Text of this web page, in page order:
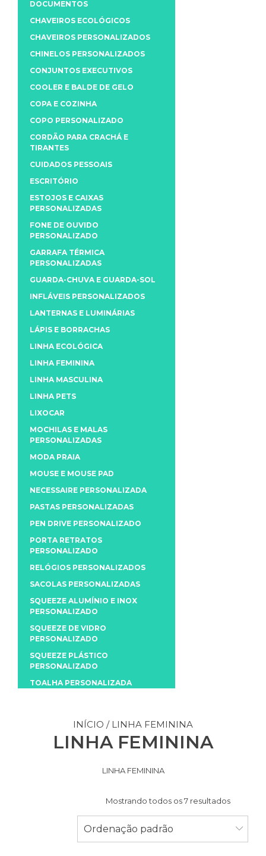
INÍCIO / LINHA FEMININA
LINHA FEMININA
LINHA FEMININA
Mostrando todos os 7 resultados
Ordenação padrão
DOCUMENTOS
CHAVEIROS ECOLÓGICOS
CHAVEIROS PERSONALIZADOS
CHINELOS PERSONALIZADOS
CONJUNTOS EXECUTIVOS
COOLER E BALDE DE GELO
COPA E COZINHA
COPO PERSONALIZADO
CORDÃO PARA CRACHÁ E
TIRANTES
CUIDADOS PESSOAIS
ESCRITÓRIO
ESTOJOS E CAIXAS
PERSONALIZADAS
FONE DE OUVIDO
PERSONALIZADO
GARRAFA TÉRMICA
PERSONALIZADAS
GUARDA-CHUVA E GUARDA-SOL
INFLÁVEIS PERSONALIZADOS
LANTERNAS E LUMINÁRIAS
LÁPIS E BORRACHAS
LINHA ECOLÓGICA
LINHA FEMININA
LINHA MASCULINA
LINHA PETS
LIXOCAR
MOCHILAS E MALAS
PERSONALIZADAS
MODA PRAIA
MOUSE E MOUSE PAD
NECESSAIRE PERSONALIZADA
PASTAS PERSONALIZADAS
PEN DRIVE PERSONALIZADO
PORTA RETRATOS
PERSONALIZADO
RELÓGIOS PERSONALIZADOS
SACOLAS PERSONALIZADAS
SQUEEZE ALUMÍNIO E INOX
PERSONALIZADO
SQUEEZE DE VIDRO
PERSONALIZADO
SQUEEZE PLÁSTICO
PERSONALIZADO
TOALHA PERSONALIZADA